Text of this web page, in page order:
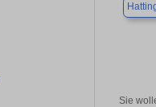
Sie